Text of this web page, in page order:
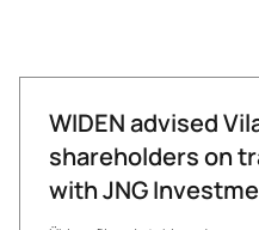
WIDEN advised
shareholders on
with JNG